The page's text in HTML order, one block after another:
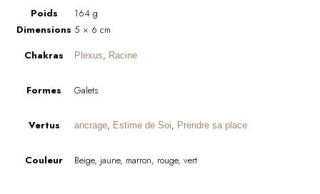
Poids
164 g
Dimensions 5 × 6 cm
Chakras
Plexus, Racine
Formes Galets
Vertus ancrage, Estime de Soi, Prendre sa place
Couleur Beige, jaune, marron, rouge, vert